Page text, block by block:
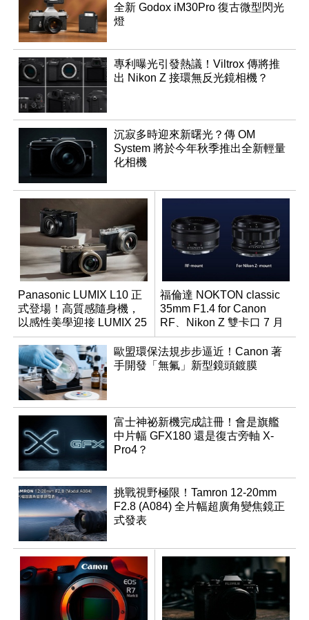
全新 Godox iM30Pro 復古微型閃光
燈
專利曝光引發熱議！Viltrox 傳將推
出 Nikon Z 接環無反光鏡相機？
沉寂多時迎來新曙光？傳 OM
System 將於今年秋季推出全新輕量
化相機
Panasonic LUMIX L10 正
式登場！高質感隨身機，
以感性美學迎接 LUMIX 25
週年
福倫達 NOKTON classic
35mm F1.4 for Canon
RF、Nikon Z 雙卡口 7 月
同步登台
歐盟環保法規步步逼近！Canon 著
手開發「無氟」新型鏡頭鍍膜
富士神祕新機完成註冊！會是旗艦
中片幅 GFX180 還是復古旁軸 X-
Pro4？
挑戰視野極限！Tamron 12-20mm
F2.8 (A084) 全片幅超廣角變焦鏡正
式發表